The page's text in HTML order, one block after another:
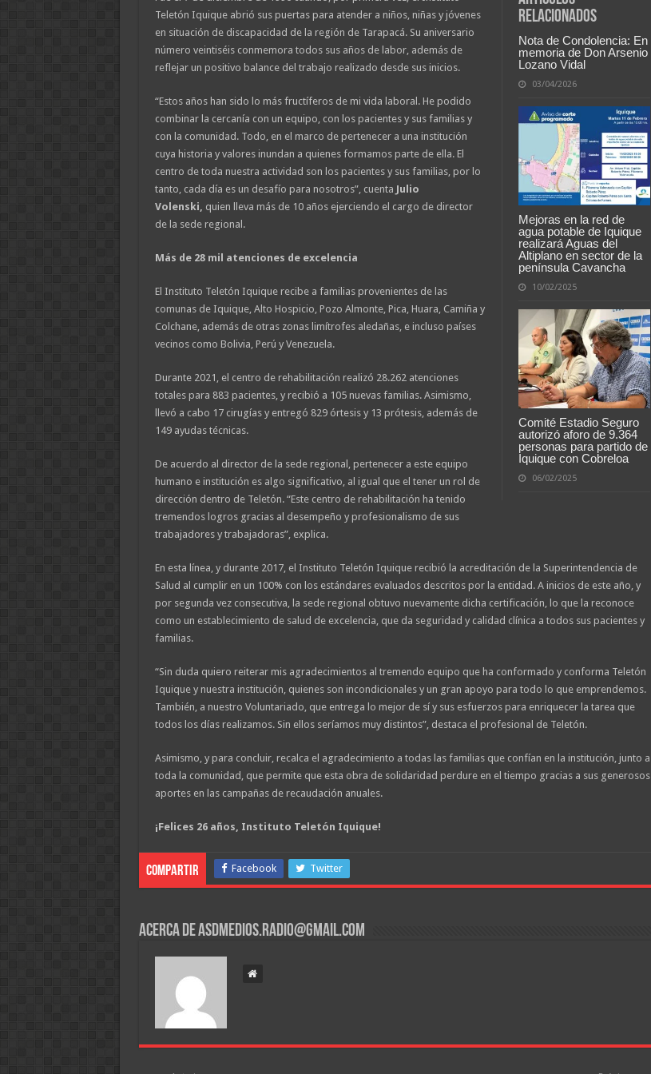
relacionados
Nota de Condolencia: En
memoria de Don Arsenio
Lozano Vidal
03/04/2026
Mejoras en la red de
agua potable de Iquique
realizará Aguas del
Altiplano en sector de la
península Cavancha
10/02/2025
Comité Estadio Seguro
autorizó aforo de 9.364
personas para partido de
Iquique con Cobreloa
06/02/2025
Teletón Iquique abrió sus puertas para atender a niños, niñas y jóvenes
en situación de discapacidad de la región de Tarapacá. Su aniversario
número veintiséis conmemora todos sus años de labor, además de
reflejar un positivo balance del trabajo realizado desde sus inicios.
“Estos años han sido lo más fructíferos de mi vida laboral. He podido
combinar la cercanía con un equipo, con los pacientes y sus familias y
con la comunidad. Todo, en el marco de pertenecer a una institución
cuya historia y valores inundan a quienes formamos parte de ella. El
centro de toda nuestra actividad son los pacientes y sus familias, por lo
tanto, cada día es un desafío para nosotros”, cuenta Julio
Volenski, quien lleva más de 10 años ejerciendo el cargo de director
de la sede regional.
Más de 28 mil atenciones de excelencia
El Instituto Teletón Iquique recibe a familias provenientes de las
comunas de Iquique, Alto Hospicio, Pozo Almonte, Pica, Huara, Camiña y
Colchane, además de otras zonas limítrofes aledañas, e incluso países
vecinos como Bolivia, Perú y Venezuela.
Durante 2021, el centro de rehabilitación realizó 28.262 atenciones
totales para 883 pacientes, y recibió a 105 nuevas familias. Asimismo,
llevó a cabo 17 cirugías y entregó 829 órtesis y 13 prótesis, además de
149 ayudas técnicas.
De acuerdo al director de la sede regional, pertenecer a este equipo
humano e institución es algo significativo, al igual que el tener un rol de
dirección dentro de Teletón. “Este centro de rehabilitación ha tenido
tremendos logros gracias al desempeño y profesionalismo de sus
trabajadores y trabajadoras”, explica.
En esta línea, y durante 2017, el Instituto Teletón Iquique recibió la acreditación de la Superintendencia de
Salud al cumplir en un 100% con los estándares evaluados descritos por la entidad. A inicios de este año, y
por segunda vez consecutiva, la sede regional obtuvo nuevamente dicha certificación, lo que la reconoce
como un establecimiento de salud de excelencia, que da seguridad y calidad clínica a todos sus pacientes y
familias.
“Sin duda quiero reiterar mis agradecimientos al tremendo equipo que ha conformado y conforma Teletón
Iquique y nuestra institución, quienes son incondicionales y un gran apoyo para todo lo que emprendemos.
También, a nuestro Voluntariado, que entrega lo mejor de sí y sus esfuerzos para enriquecer la tarea que
todos los días realizamos. Sin ellos seríamos muy distintos”, destaca el profesional de Teletón.
Asimismo, y para concluir, recalca el agradecimiento a todas las familias que confían en la institución, junto a
toda la comunidad, que permite que esta obra de solidaridad perdure en el tiempo gracias a sus generosos
aportes en las campañas de recaudación anuales.
¡Felices 26 años, Instituto Teletón Iquique!
Compartir Facebook Twitter
Acerca de asdmedios.radio@gmail.com